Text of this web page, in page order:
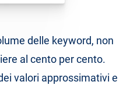
delle keyword, non
al cento per cento.
valori approssimativi e